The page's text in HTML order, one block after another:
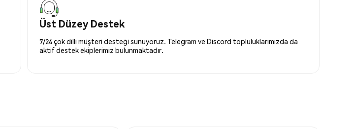
Üst Düzey Destek
7/24 çok dilli müşteri desteği sunuyoruz. Telegram ve Discord topluluklarımızda da
aktif destek ekiplerimiz bulunmaktadır.